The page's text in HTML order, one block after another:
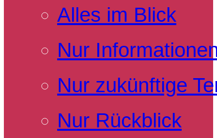
Alles im Blick
Nur
Nur zukünftige
Nur Rückblick